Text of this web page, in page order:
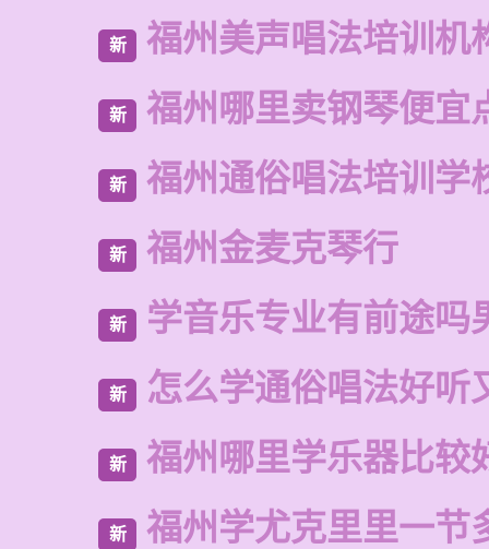
新 福州美声唱法培训机
新 福州哪里卖钢琴便宜
新 福州通俗唱法培训学
新 福州金麦克琴行
新 学音乐专业有前途吗
新 怎么学通俗唱法好听
新 福州哪里学乐器比较
新 福州学尤克里里一节